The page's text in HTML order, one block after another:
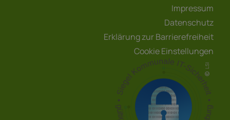
Impressum
Datenschutz
Erklärung zur Barrierefreiheit
Cookie Einstellungen
LSI